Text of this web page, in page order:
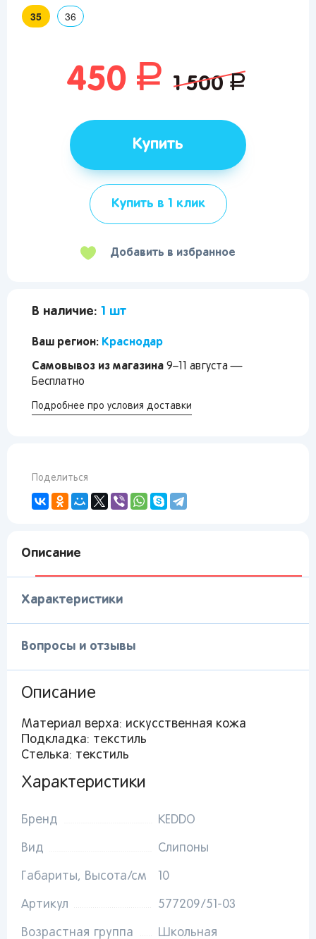
Описание
Характеристики
Вопросы и отзывы
Описание
Материал верха: искусственная кожа
Подкладка: текстиль
Стелька: текстиль
Характеристики
Бренд KEDDO
Вид Слипоны
Габариты, Высота/см 10
Артикул 577209/51-03
Возрастная группа Школьная
35 36
450 руб. 1 500руб.
Купить
Купить в 1 клик
Добавить в избранное
В наличие: 1 шт
Ваш регион: Краснодар
Самовывоз из магазина 9–11 августа —
Бесплатно
Подробнее про условия доставки
Поделиться
Вы сможете отслеживать статус своих
заказов и получать индивидуальные